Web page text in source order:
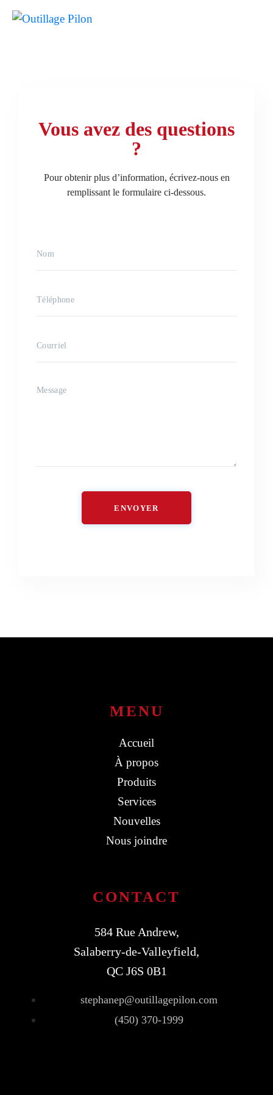
Vous avez des questions
?
Pour obtenir plus d’information, écrivez-nous en
remplissant le formulaire ci-dessous.
ENVOYER
MENU
Accueil
À propos
Produits
Services
Nouvelles
Nous joindre
CONTACT
584 Rue Andrew,
Salaberry-de-Valleyfield,
QC J6S 0B1
stephanep@outillagepilon.com
(450) 370-1999